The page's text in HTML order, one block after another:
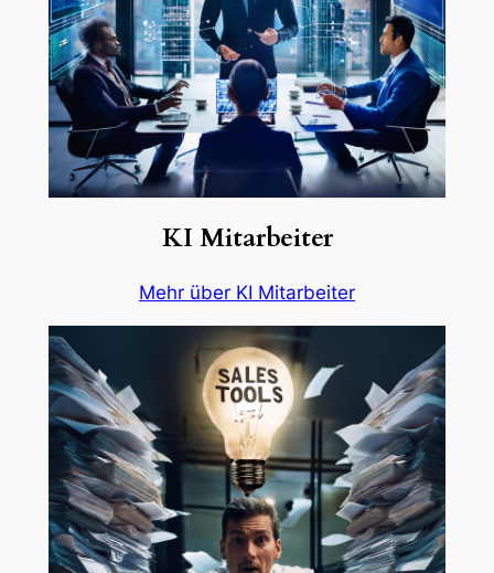
KI Mitarbeiter
Mehr über KI Mitarbeiter